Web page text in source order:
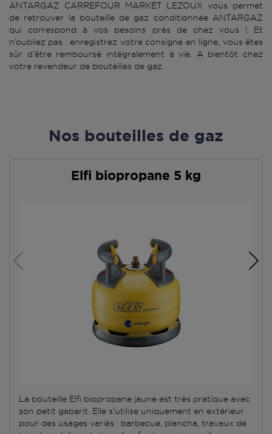
ANTARGAZ CARREFOUR MARKET LEZOUX vous permet
de retrouver la bouteille de gaz conditionnée ANTARGAZ
qui correspond à vos besoins près de chez vous ! Et
n’oubliez pas : enregistrez votre consigne en ligne, vous êtes
sûr d’être remboursé intégralement à vie. A bientôt chez
votre revendeur de bouteilles de gaz.
Nos bouteilles de gaz
Elfi biopropane 5 kg
La bouteille Elfi biopropane jaune est très pratique avec
son petit gabarit. Elle s'utilise uniquement en extérieur
pour des usages variés : barbecue, plancha, travaux de